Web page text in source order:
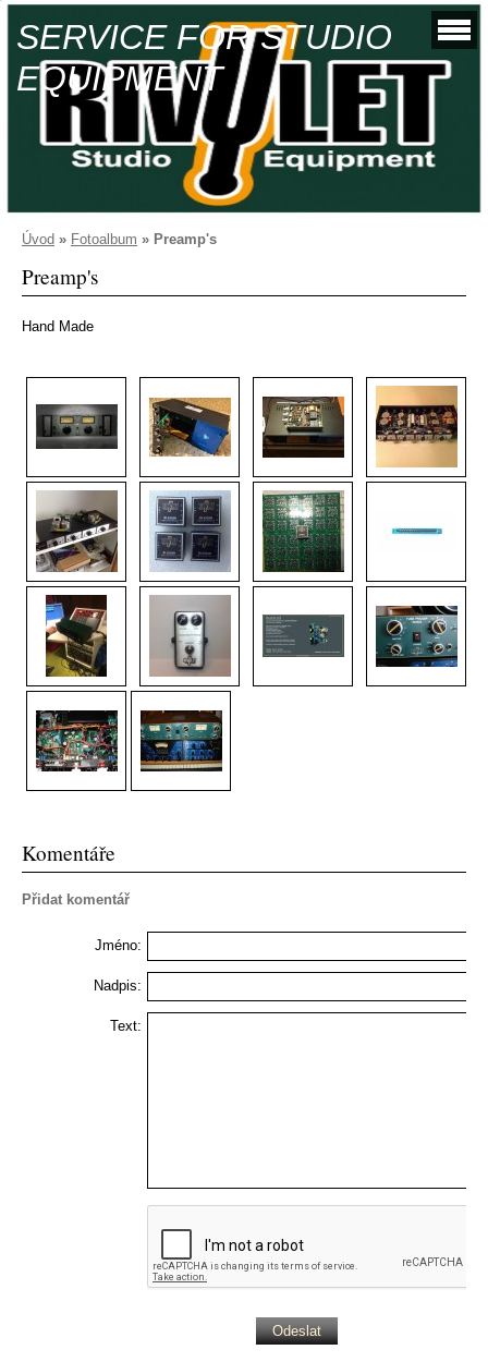
SERVICE FOR STUDIO
EQUIPMENT
Úvod » Fotoalbum » Preamp's
Preamp's
Hand Made
Komentáře
Přidat komentář
Jméno:
Nadpis:
Text: